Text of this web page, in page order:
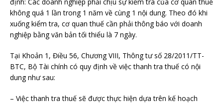
không quá 1 lần trong 1 năm về cùng 1 nội dung. Theo đó khi
xuống kiểm tra, cơ quan thuế cần phải thông báo với doanh
nghiệp bằng văn bản tối thiểu là 7 ngày.
Tại Khoản 1, Điều 56, Chương VIII, Thông tư số 28/2011/TT-
BTC, Bộ Tài chính có quy định về việc thanh tra thuế có nội
dung như sau:
– Việc thanh tra thuế sẽ được thực hiện dựa trên kế hoạch